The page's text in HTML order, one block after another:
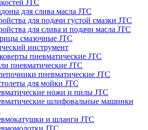
JTC
для слива масла JTC
для подачи густой смазки JTC
для слива и подачи масла JTC
смазочные JTC
инструмент
пневматические JTC
пневматические JTC
пневматические JTC
для мойки JTC
ножи и пилы JTC
шлифовальные машинки
и шланги JTC
JTC